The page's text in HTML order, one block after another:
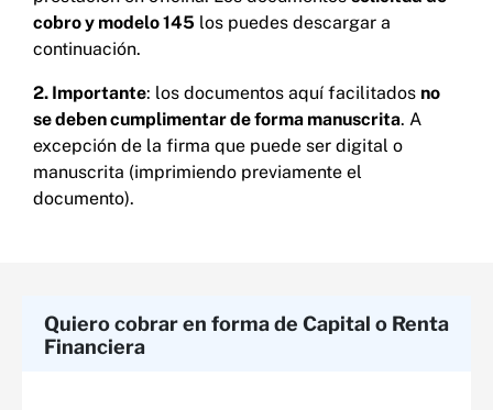
cobro y modelo 145 los puedes descargar a
continuación.​
2. Importante: los documentos aquí facilitados no
se deben cumplimentar de forma manuscrita. A
excepción de la firma que puede ser digital o
manuscrita (imprimiendo previamente el
documento).
Quiero cobrar en forma de Capital o Renta
Financiera​